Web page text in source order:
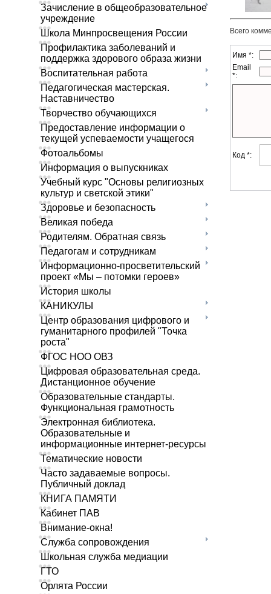
Зачисление в общеобразовательное
учреждение
Школа Минпросвещения России
Профилактика заболеваний и
поддержка здорового образа жизни
Воспитательная работа
Педагогическая мастерская.
Наставничество
Творчество обучающихся
Предоставление информации о
текущей успеваемости учащегося
Фотоальбомы
Информация о выпускниках
Учебный курс "Основы религиозных
культур и светской этики"
Здоровье и безопасность
Великая победа
Родителям. Обратная связь
Педагогам и сотрудникам
Информационно-просветительский
проект «Мы – потомки героев»
История школы
КАНИКУЛЫ
Центр образования цифрового и
гуманитарного профилей "Точка
роста"
ФГОС НОО ОВЗ
Цифровая образовательная среда.
Дистанционное обучение
Образовательные стандарты.
Функциональная грамотность
Электронная библиотека.
Образовательные и
информационные интернет-ресурсы
Тематические новости
Часто задаваемые вопросы.
Публичный доклад
КНИГА ПАМЯТИ
Кабинет ПАВ
Внимание-окна!
Служба сопровождения
Школьная служба медиации
ГТО
Орлята России
Всего
Имя *:
Email
*:
Код *: